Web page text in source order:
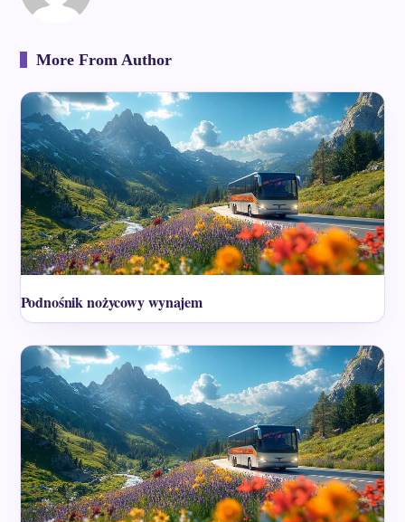
More From Author
Podnośnik nożycowy wynajem